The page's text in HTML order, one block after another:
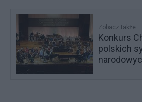
Zobacz także
Konkurs
polskich